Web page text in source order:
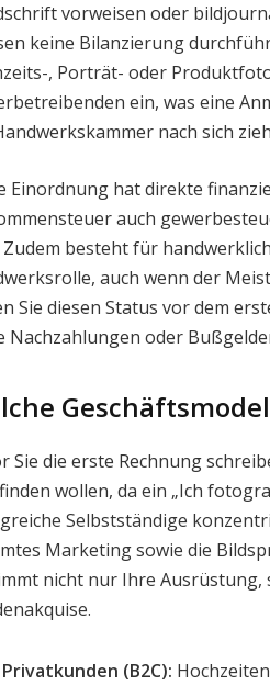
vorweisen oder
keine Bilanzierung
, Porträt- oder
ein, was eine
nach sich
Einordnung hat direkte
auch
Zudem besteht für
auch wenn der
Sie diesen Status vor dem
Nachzahlungen oder
Sie die erste Rechnung
wollen, da ein „Ich
Selbstständige
Marketing sowie die
nicht nur Ihre
Privatkunden (B2C):